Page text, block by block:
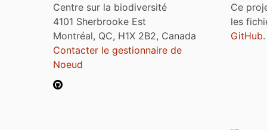
Centre sur la biodiversité
4101 Sherbrooke Est
Montréal, QC, H1X 2B2, Canada
Contacter le gestionnaire de
Noeud
Ce
les
GitHub.